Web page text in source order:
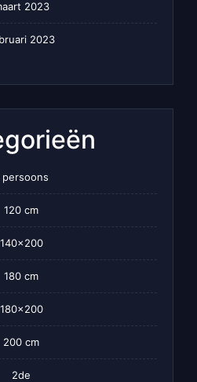
2023
2023
persoons
120 cm
140×200
180 cm
180×200
200 cm
2de